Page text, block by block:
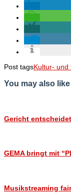
Post tagsKultur- und
You may also like
Gericht
GEMA bringt mit
Musikstreaming